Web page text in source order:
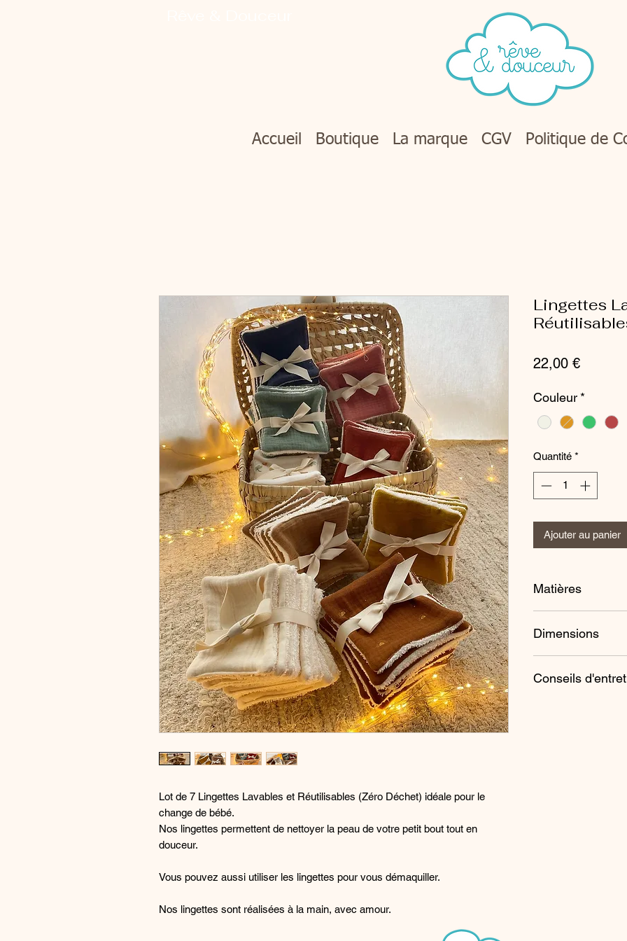
Accueil Boutique La marque CGV Politique de
Lot de 7 Lingettes Lavables et Réutilisables (Zéro Déchet) idéale pour le
change de bébé.
Nos lingettes permettent de nettoyer la peau de votre petit bout tout en
douceur.
Vous pouvez aussi utiliser les lingettes pour vous démaquiller.
Nos lingettes sont réalisées à la main, avec amour.
Lingettes
22,00 €Prix
Couleur *
Quantité *
Ajouter au panier
Matières
Eponge bambou
Dimensions
Conseils